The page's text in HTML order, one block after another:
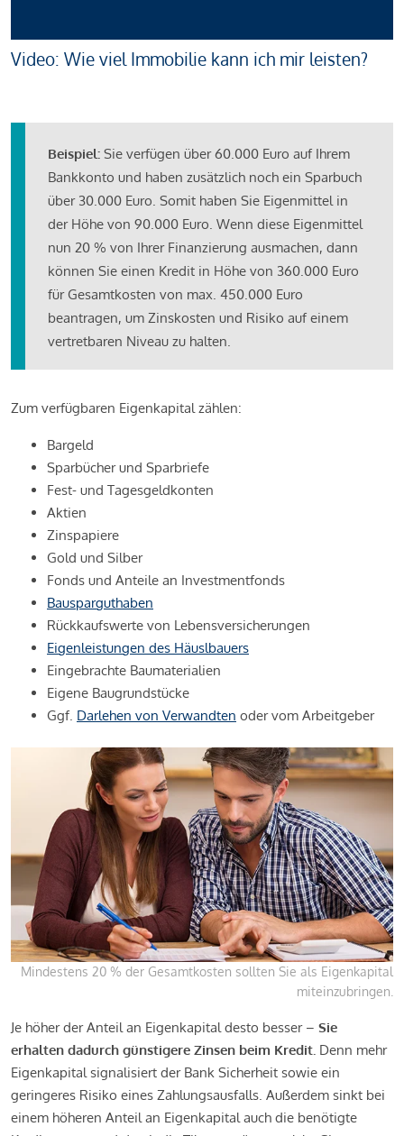
Video: Wie viel Immobilie kann ich mir leisten?
Beispiel: Sie verfügen über 60.000 Euro auf Ihrem
Bankkonto und haben zusätzlich noch ein Sparbuch
über 30.000 Euro. Somit haben Sie Eigenmittel in
der Höhe von 90.000 Euro. Wenn diese Eigenmittel
nun 20 % von Ihrer Finanzierung ausmachen, dann
können Sie einen Kredit in Höhe von 360.000 Euro
für Gesamtkosten von max. 450.000 Euro
beantragen, um Zinskosten und Risiko auf einem
vertretbaren Niveau zu halten.
Zum verfügbaren Eigenkapital zählen:
Bargeld
Sparbücher und Sparbriefe
Fest- und Tagesgeldkonten
Aktien
Zinspapiere
Gold und Silber
Fonds und Anteile an Investmentfonds
Bausparguthaben
Rückkaufswerte von Lebensversicherungen
Eigenleistungen des Häuslbauers
Eingebrachte Baumaterialien
Eigene Baugrundstücke
Ggf. Darlehen von Verwandten oder vom Arbeitgeber
Mindestens 20 % der Gesamtkosten sollten Sie als Eigenkapital
miteinzubringen.
Je höher der Anteil an Eigenkapital desto besser – Sie
erhalten dadurch günstigere Zinsen beim Kredit. Denn mehr
Eigenkapital signalisiert der Bank Sicherheit sowie ein
geringeres Risiko eines Zahlungsausfalls. Außerdem sinkt bei
einem höheren Anteil an Eigenkapital auch die benötigte